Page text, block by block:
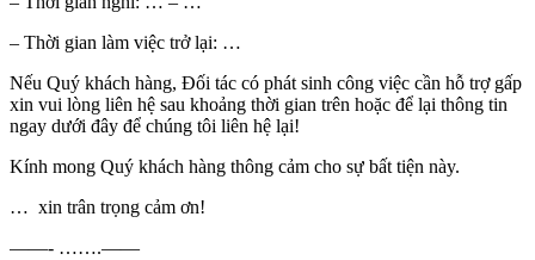
– Thời gian làm việc trở lại: …
Nếu Quý khách hàng, Đối tác có phát sinh công việc cần hỗ trợ gấp
xin vui lòng liên hệ sau khoảng thời gian trên hoặc để lại thông tin
ngay dưới đây để chúng tôi liên hệ lại!
Kính mong Quý khách hàng thông cảm cho sự bất tiện này.
… xin trân trọng cảm ơn!
——- …….——